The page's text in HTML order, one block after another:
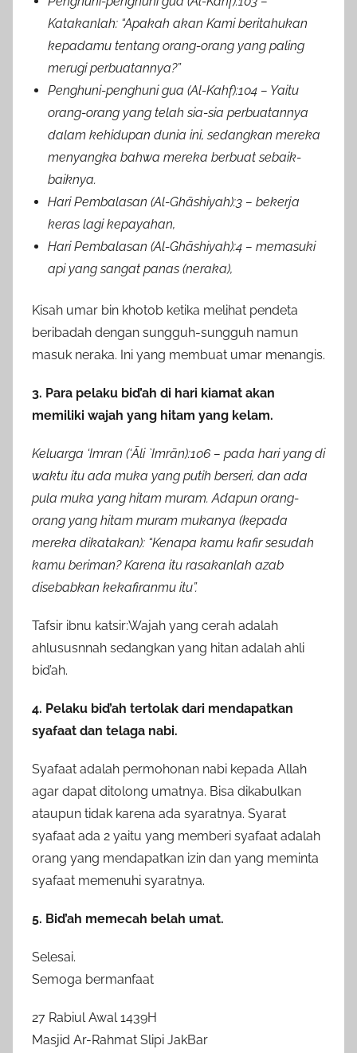
Katakanlah: “Apakah akan Kami beritahukan
kepadamu tentang orang-orang yang paling
merugi perbuatannya?”
Penghuni-penghuni gua (Al-Kahf):104 – Yaitu
orang-orang yang telah sia-sia perbuatannya
dalam kehidupan dunia ini, sedangkan mereka
menyangka bahwa mereka berbuat sebaik-
baiknya.
Hari Pembalasan (Al-Ghāshiyah):3 – bekerja
keras lagi kepayahan,
Hari Pembalasan (Al-Ghāshiyah):4 – memasuki
api yang sangat panas (neraka),
Kisah umar bin khotob ketika melihat pendeta
beribadah dengan sungguh-sungguh namun
masuk neraka. Ini yang membuat umar menangis.
3. Para pelaku bid’ah di hari kiamat akan
memiliki wajah yang hitam yang kelam.
Keluarga ‘Imran (‘Āli `Imrān):106 – pada hari yang di
waktu itu ada muka yang putih berseri, dan ada
pula muka yang hitam muram. Adapun orang-
orang yang hitam muram mukanya (kepada
mereka dikatakan): “Kenapa kamu kafir sesudah
kamu beriman? Karena itu rasakanlah azab
disebabkan kekafiranmu itu”.
Tafsir ibnu katsir:Wajah yang cerah adalah
ahlususnnah sedangkan yang hitan adalah ahli
bid’ah.
4. Pelaku bid’ah tertolak dari mendapatkan
syafaat dan telaga nabi.
Syafaat adalah permohonan nabi kepada Allah
agar dapat ditolong umatnya. Bisa dikabulkan
ataupun tidak karena ada syaratnya. Syarat
syafaat ada 2 yaitu yang memberi syafaat adalah
orang yang mendapatkan izin dan yang meminta
syafaat memenuhi syaratnya.
5. Bid’ah memecah belah umat.
Selesai.
Semoga bermanfaat
27 Rabiul Awal 1439H
Masjid Ar-Rahmat Slipi JakBar